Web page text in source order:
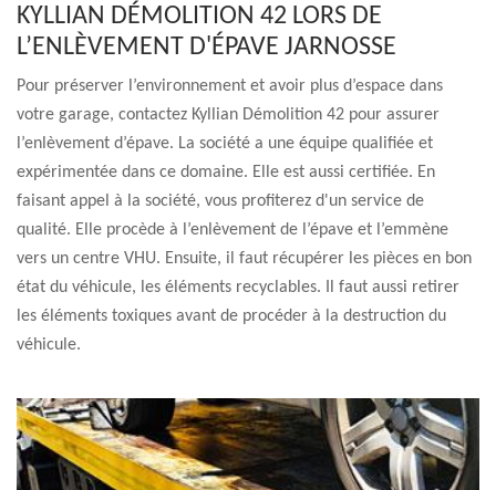
KYLLIAN DÉMOLITION 42 LORS DE
L’ENLÈVEMENT D'ÉPAVE JARNOSSE
Pour préserver l’environnement et avoir plus d’espace dans
votre garage, contactez Kyllian Démolition 42 pour assurer
l’enlèvement d’épave. La société a une équipe qualifiée et
expérimentée dans ce domaine. Elle est aussi certifiée. En
faisant appel à la société, vous profiterez d'un service de
qualité. Elle procède à l’enlèvement de l’épave et l’emmène
vers un centre VHU. Ensuite, il faut récupérer les pièces en bon
état du véhicule, les éléments recyclables. Il faut aussi retirer
les éléments toxiques avant de procéder à la destruction du
véhicule.